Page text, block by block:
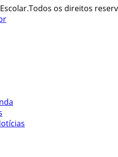
os direitos